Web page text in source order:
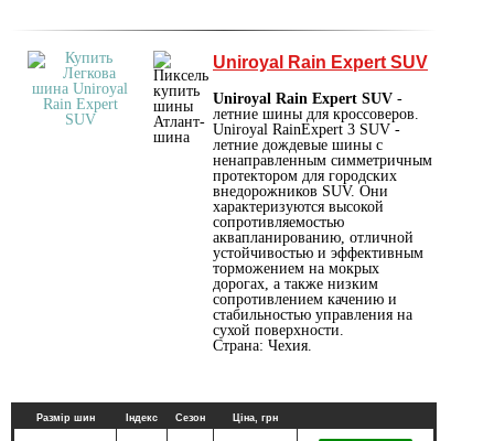
Uniroyal Rain Expert SUV
Uniroyal Rain Expert SUV -
летние шины для кроссоверов.
Uniroyal RainExpert 3 SUV -
летние дождевые шины с
ненаправленным симметричным
протектором для городских
внедорожников SUV. Они
характеризуются высокой
сопротивляемостью
аквапланированию, отличной
устойчивостью и эффективным
торможением на мокрых
дорогах, а также низким
сопротивлением качению и
стабильностью управления на
сухой поверхности.
Страна: Чехия.
Размір шин Індекс Сезон Ціна, грн